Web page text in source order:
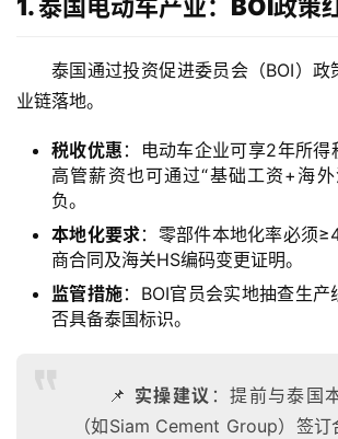
1. 泰国电动车产业：BOI政策
泰国通过投资促进委员会（BOI）政
业链落地。
税收优惠 ：电动车企业可享2年所得
高管薪资也可通过“基础工资+海
负。
本地化要求：零部件本地化率必须
商合同及海关HS编码变更证明。
监管措施：BOI官员会实地抽查生
否具备泰国标识。
📌 实操建议 ：提前与泰国
（如Siam Cement Group）签